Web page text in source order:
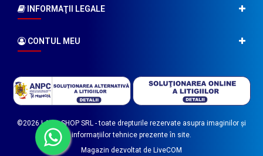
INFORMAŢII LEGALE
CONTUL MEU
©2026LABO SHOP SRL - toate drepturile rezervate asupra imaginilor și
informațiilor tehnice prezente în site.
Magazin dezvoltat de LiveCOM